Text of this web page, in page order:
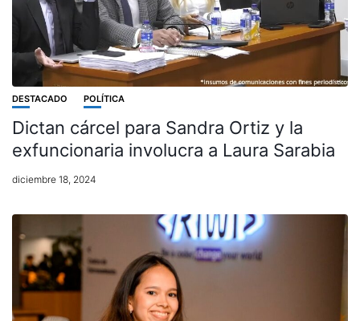
DESTACADO POLÍTICA
Dictan cárcel para Sandra Ortiz y la
exfuncionaria involucra a Laura Sarabia
diciembre 18, 2024